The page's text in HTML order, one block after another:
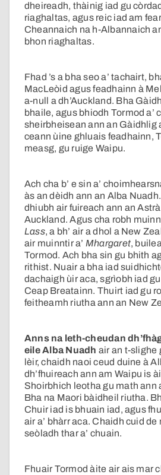
dheireadh, thàinig iad gu
riaghaltas, agus reic iad am
Cheannaich na h-Albannaich
bhon riaghaltas.
Fhad ’s a bha seo a’ tachairt,
MacLeòid agus feadhainn à
a-null a dh’Auckland. Bha
bhaile, agus bhiodh Tormod a’
sheirbheisean ann an Gàidhlig
ceann ùine ghluais feadhainn,
measg, gu ruige Waipu.
Ach cha b’ e sin a’
às an dèidh ann an Alba
dhiubh air fuireach ann an
Auckland. Agus cha robh
Lass, a bh’ air a dhol a New
air muinntir a’ Mhargaret,
Tormod. Ach bha sin gu bhith
rithist. Nuair a bha iad
dachaigh ùir aca, sgrìobh iad
Ceap Breatainn. Thuirt iad gu
feitheamh riutha ann an New
Anns na leth-cheudan
eile Alba Nuadh air an t-slighe
lèir, chaidh naoi ceud duine à
dh’fhuireach ann am Waipu is
Shoirbhich leotha gu math ann
Bha na Maori bàidheil riutha.
Chuir iad is bhuain iad, agus
air a’ bhàrr aca. Chaidh cuid de
seòladh thar a’ chuain.
Fhuair Tormod àite air ais mar